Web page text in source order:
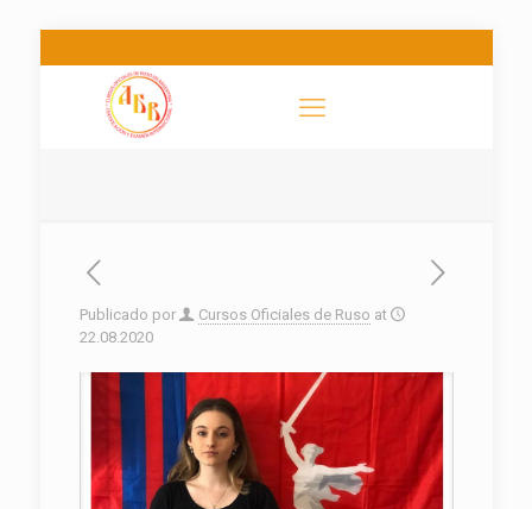
Publicado por Cursos Oficiales de Ruso at
22.08.2020